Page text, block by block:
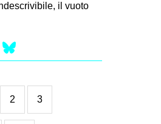
il vuoto
Facebook
2 3